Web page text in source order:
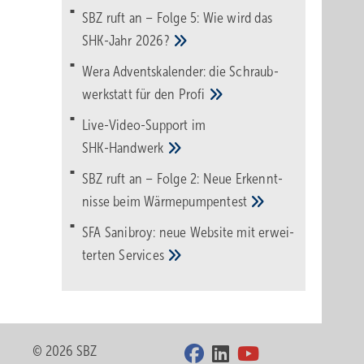
SBZ ruft an – Folge 5: Wie wird das
SHK-Jahr 2026?
Wera Adventskalender: die Schraub­
werk­statt für den Pro­fi
Live-Video-Support im
SHK-Handwerk
SBZ ruft an – Folge 2: Neue Erkennt­
nisse beimWärme­pumpen­test
SFA Sanibroy: neue Web­site mit erwei­
tertenServices
© 2026 SBZ